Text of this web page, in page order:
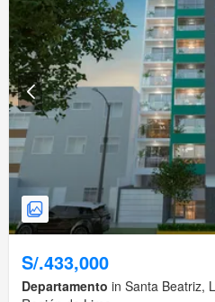
S/.433,000
Departamento in Santa Beatriz,